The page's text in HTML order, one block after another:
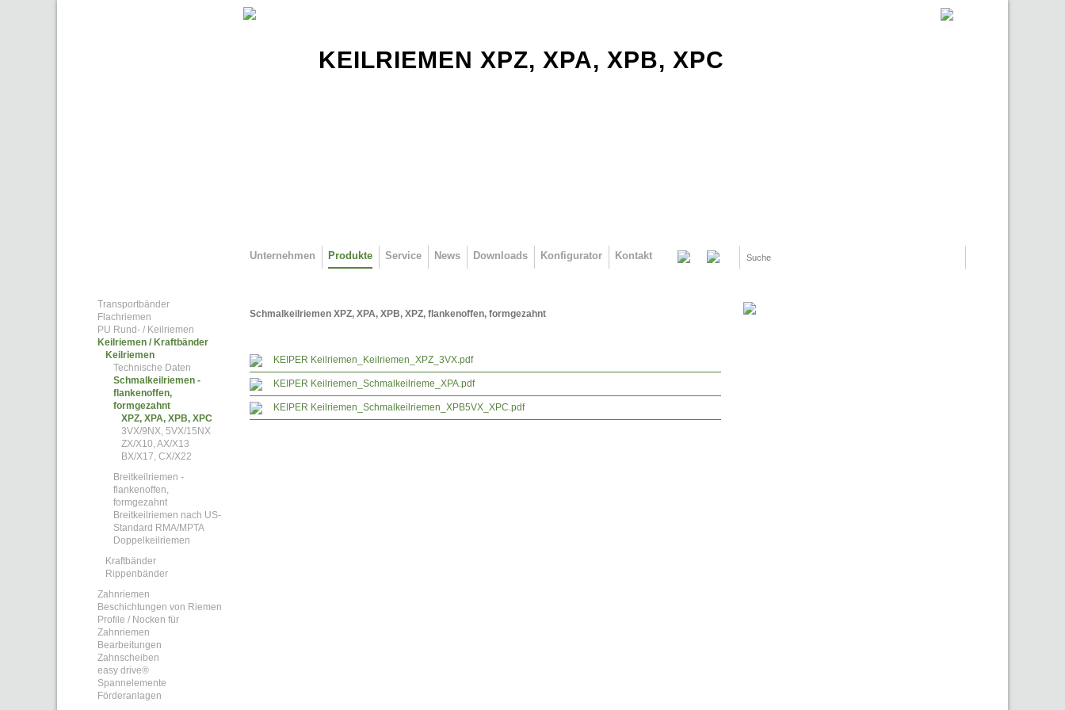
KEILRIEMEN XPZ, XPA, XPB, XPC
Unternehmen Produkte Service News Downloads Konfigurator Kontakt
Suchformular
Suche
Transportbänder
Flachriemen
PU Rund- / Keilriemen
Keilriemen / Kraftbänder
Keilriemen
Technische Daten
Schmalkeilriemen -
flankenoffen,
formgezahnt
XPZ, XPA, XPB, XPC
3VX/9NX, 5VX/15NX
ZX/X10, AX/X13
BX/X17, CX/X22
Breitkeilriemen -
flankenoffen,
formgezahnt
Breitkeilriemen nach US-
Standard RMA/MPTA
Doppelkeilriemen
Kraftbänder
Rippenbänder
Zahnriemen
Beschichtungen von Riemen
Profile / Nocken für
Zahnriemen
Bearbeitungen
Zahnscheiben
easy drive®
Spannelemente
Förderanlagen
Schmalkeilriemen XPZ, XPA, XPB, XPZ, flankenoffen, formgezahnt
KEIPER Keilriemen_Keilriemen_XPZ_3VX.pdf
KEIPER Keilriemen_Schmalkeilrieme_XPA.pdf
KEIPER Keilriemen_Schmalkeilriemen_XPB5VX_XPC.pdf